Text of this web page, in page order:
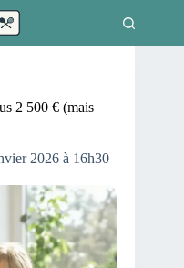
2 500 € (mais
2026 à 16h30